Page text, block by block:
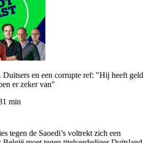
en een corrupte ref: "Hij heeft geld
er zeker van"
min
tegen de Saoedi’s voltrekt zich een